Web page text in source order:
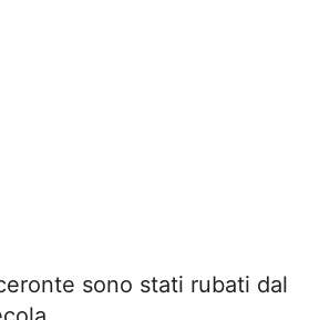
sono stati rubati dal